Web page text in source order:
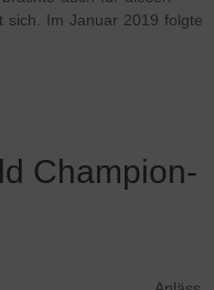
sich. Im Januar 2019 folgte
Champion-